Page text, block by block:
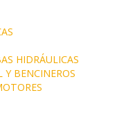
HIDRÁULICAS
Y BENCINEROS